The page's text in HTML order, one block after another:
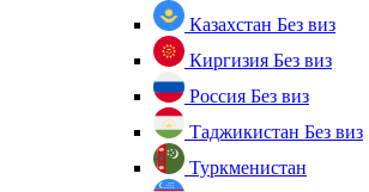
Казахстан Без виз
Киргизия Без виз
Россия Без виз
Таджикистан Без виз
Туркменистан